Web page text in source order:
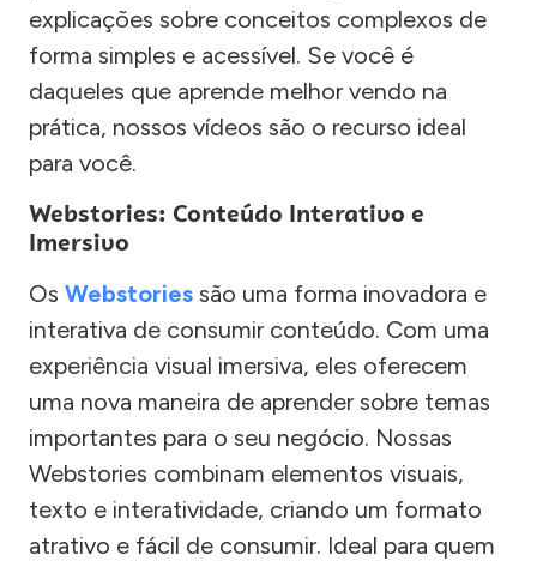
explicações sobre conceitos complexos de
forma simples e acessível. Se você é
daqueles que aprende melhor vendo na
prática, nossos vídeos são o recurso ideal
para você.
Webstories: Conteúdo Interativo e
Imersivo
Os Webstories são uma forma inovadora e
interativa de consumir conteúdo. Com uma
experiência visual imersiva, eles oferecem
uma nova maneira de aprender sobre temas
importantes para o seu negócio. Nossas
Webstories combinam elementos visuais,
texto e interatividade, criando um formato
atrativo e fácil de consumir. Ideal para quem